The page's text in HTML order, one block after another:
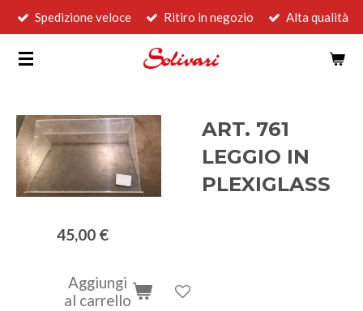
Vai
contenuto
Spedizione veloce Ritiro in negozio Alta qualità
ART. 761
LEGGIO IN
PLEXIGLASS
45,00 €
Aggiungi
al carrello